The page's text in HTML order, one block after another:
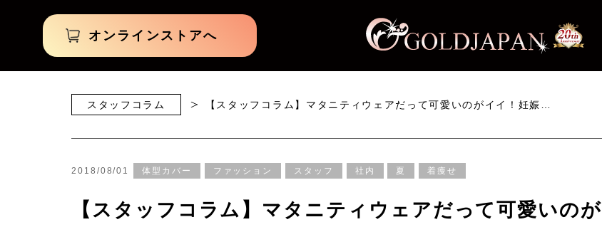
オンラインストアへ
スタッフコラム 【スタッフコラム】マタニティウェアだって可愛いのがイイ！妊娠…
2018/08/01 体型カバー ファッション スタッフ 社内 夏 着痩せ
【スタッフコラム】マタニティウェアだって可愛いのが